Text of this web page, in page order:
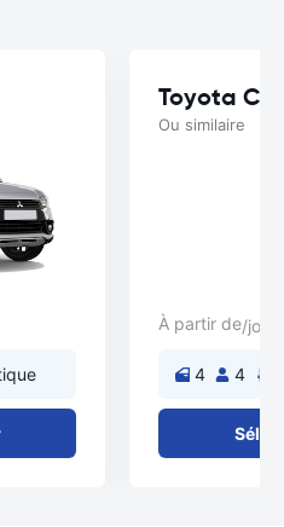
Toyota
Ou similaire
À partir de/
4 4